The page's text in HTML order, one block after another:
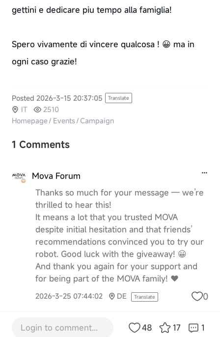
gettini e dedicare piu tempo alla famiglia!
Spero vivamente di vincere qualcosa ! 😀 ma in
ogni caso grazie!
Posted 2026-3-15 20:37:05 Translate
IT
2510
Homepage/ Events/ Campaign
1 Comments
Mova Forum
Thanks so much for your message — we’re
thrilled to hear this!
It means a lot that you trusted MOVA
despite initial hesitation and that friends’
recommendations convinced you to try our
robot. Good luck with the giveaway! 😀
And thank you again for your support and
for being part of the MOVA family! ❤️
2026-3-25 07:44:02 DE Translate 0
Login to comment... 48 17 1